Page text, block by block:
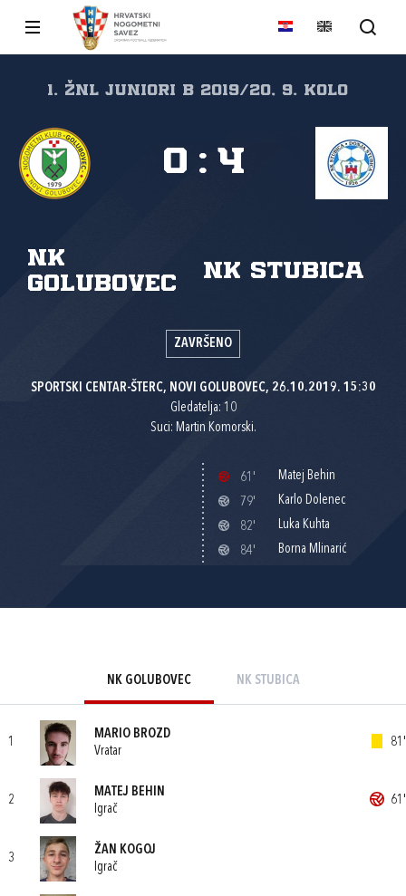
1. ŽNL JUNIORI B 2019/20, 9. kolo
NK
Golubovec
NK Stubica
0 : 4
ZAVRŠENO
SPORTSKI CENTAR-ŠTERC, NOVI GOLUBOVEC, 26.10.2019. 15:30
Gledatelja: 10
Suci: Martin Komorski.
61'
Matej Behin
79'
Karlo Dolenec
82'
Luka Kuhta
84'
Borna Mlinarić
NK GOLUBOVEC NK STUBICA
1
MARIO BROZD
Vratar
81'
2
MATEJ BEHIN
Igrač
61'
3
ŽAN KOGOJ
Igrač